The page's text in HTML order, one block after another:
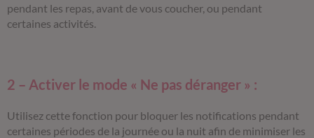
pendant les repas, avant de vous coucher, ou pendant
certaines activités.
2 – Activer le mode « Ne pas déranger » :
Utilisez cette fonction pour bloquer les notifications pendant
certaines périodes de la journée ou la nuit afin de minimiser les